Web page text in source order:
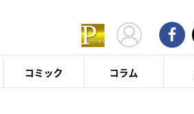
コミック コラム